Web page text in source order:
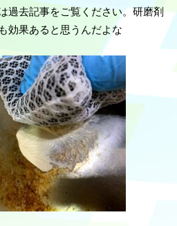
過去記事をご覧ください。研磨剤
効果あると思うんだよな